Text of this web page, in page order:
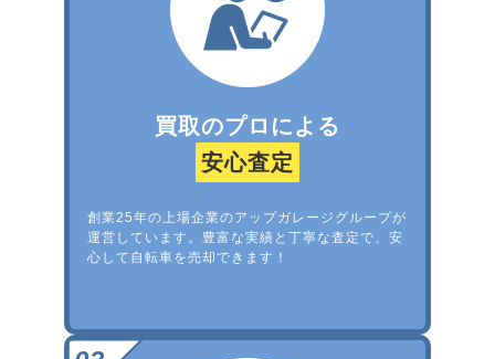
買取のプロによる
安心査定
創業25年の上場企業のアップガレージグループが
運営しています。豊富な実績と丁寧な査定で、安
心して自転車を売却できます！